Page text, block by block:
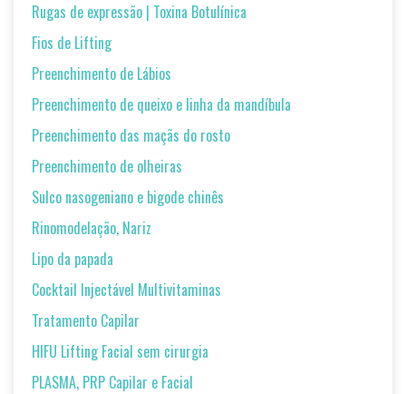
Rugas de expressão | Toxina Botulínica
Fios de Lifting
Preenchimento de Lábios
Preenchimento de queixo e linha da mandíbula
Preenchimento das maçãs do rosto
Preenchimento de olheiras
Sulco nasogeniano e bigode chinês
Rinomodelação, Nariz
Lipo da papada
Cocktail Injectável Multivitaminas
Tratamento Capilar
HIFU Lifting Facial sem cirurgia
PLASMA, PRP Capilar e Facial